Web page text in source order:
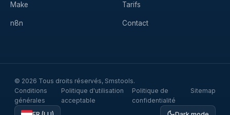
Make
n8n
Tarifs
Contact
© 2026 Tous droits réservés, Smstools.
Conditions
générales
Politique d'utilisation
acceptable
Politique de
confidentialité
Sitemap